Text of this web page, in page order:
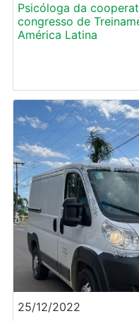
Psicóloga da
congresso de
América Latina
25/12/2022